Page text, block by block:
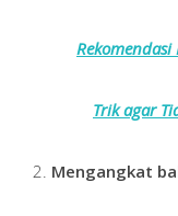
Trik agar
2. Mengangkat